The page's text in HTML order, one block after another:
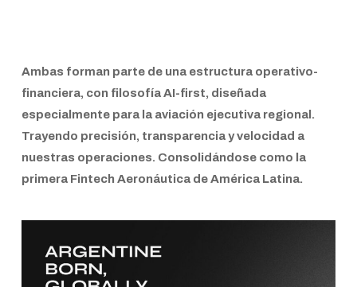
Ambas forman parte de una estructura operativo-
financiera, con filosofíaAI-first, diseñada
especialmente para la aviación ejecutiva regional .
Trayendo precisión, transparencia y velocidad a
nuestras operaciones. Consolidándose como la
primera Fintech Aeronáutica de América Latina.